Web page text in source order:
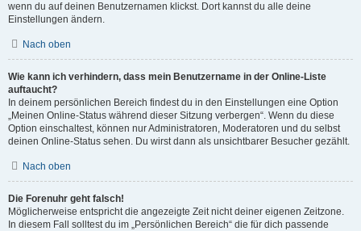
wenn du auf deinen Benutzernamen klickst. Dort kannst du alle deine
Einstellungen ändern.
Nach oben
Wie kann ich verhindern, dass mein Benutzername in der Online-Liste
auftaucht?
In deinem persönlichen Bereich findest du in den Einstellungen eine Option
„Meinen Online-Status während dieser Sitzung verbergen“. Wenn du diese
Option einschaltest, können nur Administratoren, Moderatoren und du selbst
deinen Online-Status sehen. Du wirst dann als unsichtbarer Besucher gezählt.
Nach oben
Die Forenuhr geht falsch!
Möglicherweise entspricht die angezeigte Zeit nicht deiner eigenen Zeitzone.
In diesem Fall solltest du im „Persönlichen Bereich“ die für dich passende